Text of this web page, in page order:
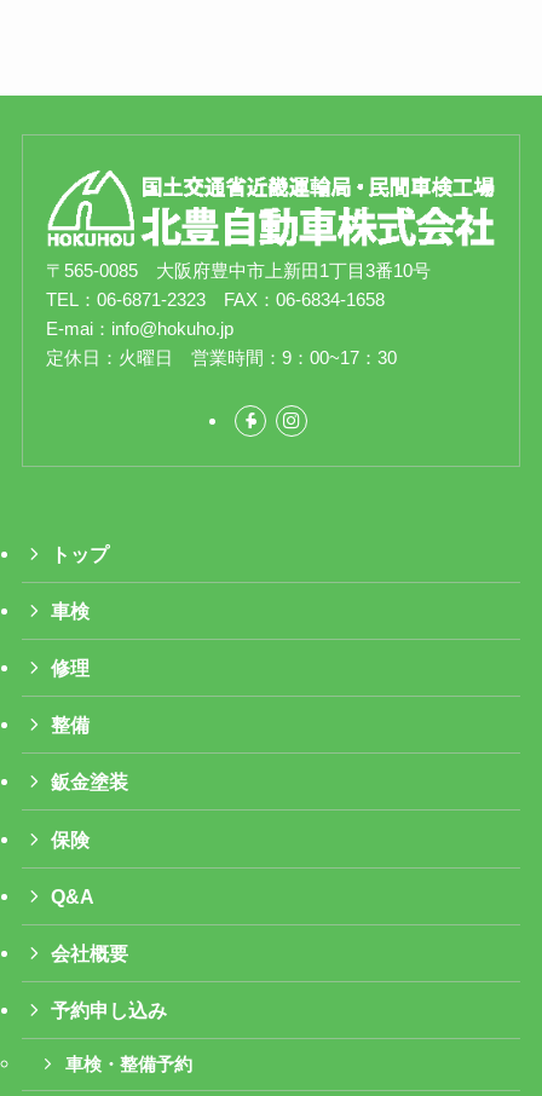
〒565-0085 大阪府豊中市上新田1丁目3番10号
TEL：06-6871-2323 FAX：06-6834-1658
E-mai：info@hokuho.jp
定休日：火曜日 営業時間：9：00~17：30
トップ
車検
修理
整備
鈑金塗装
保険
Q&A
会社概要
予約申し込み
車検・整備予約